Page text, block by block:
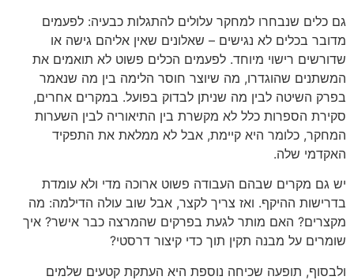
גם כלים שנבחרו למחקר עלולים להתגלות כבעיה: לפעמים
מדובר בכלים לא נגישים – שאלונים שאין אליהם גישה או
שדורשים רישוי מיוחד. לפעמים הכלים פשוט לא תואמים את
המשתנים שהוגדרו, מה שיוצר חוסר הלימה בין מה שנאמר
בפרק השיטה לבין מה שניתן לבדוק בפועל. במקרים אחרים,
סקירת הספרות כלל לא מקשרת בין התיאוריה לבין השערות
המחקר, כלומר היא קיימת, אבל לא ממלאת את התפקיד
האקדמי שלה.
יש גם מקרים שבהם העבודה פשוט ארוכה מדי ולא עומדת
בדרישות ההיקף. ואז צריך לקצר, אבל שוב עולה הדילמה: מה
מקצרים? האם מותר לגעת בפרקים שהמרצה כבר אישר? איך
שומרים על מבנה תקין תוך כדי קיצור דרסטי?
ולבסוף, תופעה שכיחה נוספת היא העתקת קטעים שלמים